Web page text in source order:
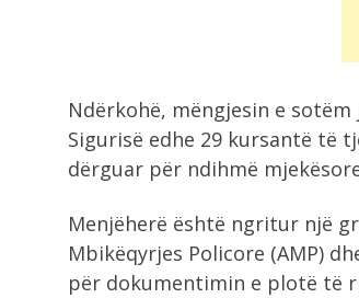
Ndërkohë, mëngjesin e
Sigurisë edhe 29 kursantë të
dërguar për ndihmë
Menjëherë është ngritur një
Mbikëqyrjes Policore (AMP)
për dokumentimin e plotë të
9:40
Përfundon dita e
nis...
9:29
Lamallari në Krujë:
autorin...